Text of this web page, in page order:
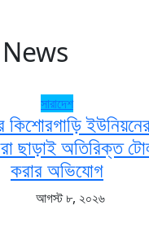
সারাদেশ
কিশোরগাড়ি
ছাড়াই অতিরিক্ত
করার অভিযোগ
আগস্ট ৮, ২০২৬